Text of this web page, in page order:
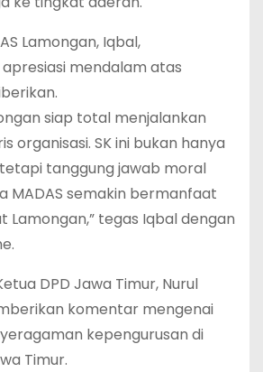
Lamongan, Iqbal,
mendalam atas
siap total menjalankan
organisasi. SK ini bukan hanya
tanggung jawab moral
MADAS semakin bermanfaat
Lamongan,” tegas Iqbal dengan
DPD Jawa Timur, Nurul
komentar mengenai
kepengurusan di
Timur.